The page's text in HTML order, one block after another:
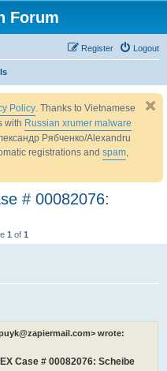
Forum
Logout
Register
Policy. Thanks to Vietnamese
with Russian xrumer malware
Рябченко/Alexandru
registrations and spam,
# 00082076:
1 of 1
wrote:
Case # 00082076: Scheibe